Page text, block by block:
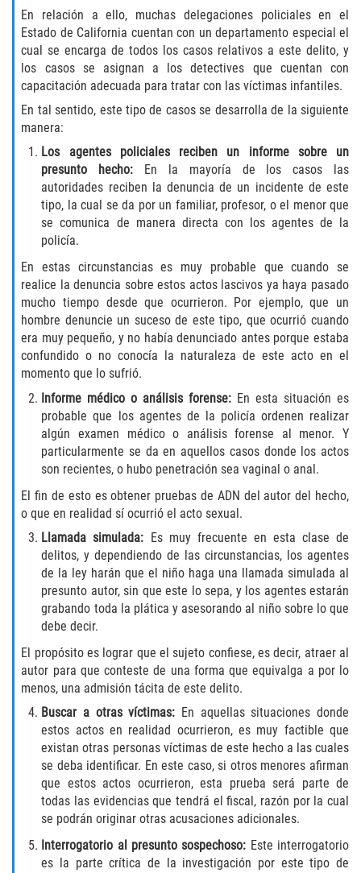
Fraude al Sistema de Salud
Fraude A La Compensación A los
Trabajadores
Fraude con Cheques
Fraude de Juego
Fraude de Seguro de Auto
Fraude de Tarjeta de Crédito
Fraude del Bienestar Público
Fraude Del Seguro De Desempleo
Fraude Inmobiliario
Práctica No Autorizada de la
Medicina
Delitos de Hurto
Hurto en Tiendas
Hurto Mayor de Auto
Hurto Menor
Recepción de Propiedad Robada
Robo 459 PC
Hurto Mayor
Delitos Sexuales
Actos Lascivos con un Menor
Conducta Lasciva
En relación a ello, muchas delegaciones policiales en el
Estado de California cuentan con un departamento especial el
cual se encarga de todos los casos relativos a este delito, y
los casos se asignan a los detectives que cuentan con
capacitación adecuada para tratar con las víctimas infantiles.
En tal sentido, este tipo de casos se desarrolla de la siguiente
manera:
Los agentes policiales reciben un informe sobre un
presunto hecho: En la mayoría de los casos las
autoridades reciben la denuncia de un incidente de este
tipo, la cual se da por un familiar, profesor, o el menor que
se comunica de manera directa con los agentes de la
policía.
En estas circunstancias es muy probable que cuando se
realice la denuncia sobre estos actos lascivos ya haya pasado
mucho tiempo desde que ocurrieron. Por ejemplo, que un
hombre denuncie un suceso de este tipo, que ocurrió cuando
era muy pequeño, y no había denunciado antes porque estaba
confundido o no conocía la naturaleza de este acto en el
momento que lo sufrió.
Informe médico o análisis forense: En esta situación es
probable que los agentes de la policía ordenen realizar
algún examen médico o análisis forense al menor. Y
particularmente se da en aquellos casos donde los actos
son recientes, o hubo penetración sea vaginal o anal.
El fin de esto es obtener pruebas de ADN del autor del hecho,
o que en realidad sí ocurrió el acto sexual.
Llamada simulada: Es muy frecuente en esta clase de
delitos, y dependiendo de las circunstancias, los agentes
de la ley harán que el niño haga una llamada simulada al
presunto autor, sin que este lo sepa, y los agentes estarán
grabando toda la plática y asesorando al niño sobre lo que
debe decir.
El propósito es lograr que el sujeto confiese, es decir, atraer al
autor para que conteste de una forma que equivalga a por lo
menos, una admisión tácita de este delito.
Buscar a otras víctimas: En aquellas situaciones donde
estos actos en realidad ocurrieron, es muy factible que
existan otras personas víctimas de este hecho a las cuales
se deba identificar. En este caso, si otros menores afirman
que estos actos ocurrieron, esta prueba será parte de
todas las evidencias que tendrá el fiscal, razón por la cual
se podrán originar otras acusaciones adicionales.
Interrogatorio al presunto sospechoso: Este interrogatorio
es la parte crítica de la investigación por este tipo de